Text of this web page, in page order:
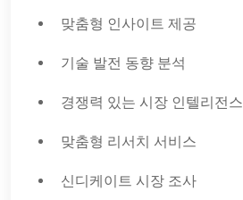
맞춤형 인사이트 제공
기술 발전 동향 분석
경쟁력 있는 시장 인텔리전스
맞춤형 리서치 서비스
신디케이트 시장 조사